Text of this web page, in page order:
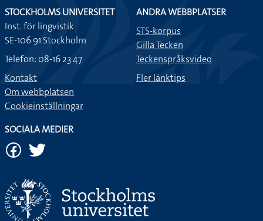
STOCKHOLMS UNIVERSITET
Inst. för lingvistik
SE-106 91 Stockholm
Telefon: 08-16 23 47
Kontakt
Om webbplatsen
Cookieinställningar
ANDRA WEBBPLATSER
STS-korpus
Gilla Tecken
Teckenspråksvideo
Fler länktips
SOCIALA MEDIER